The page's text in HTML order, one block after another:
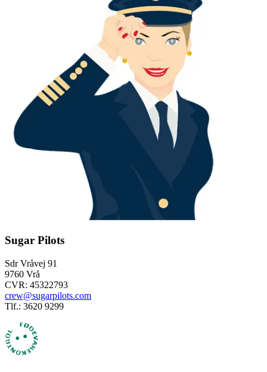
Sugar Pilots
Sdr Vråvej 91
9760 Vrå
CVR: 45322793
crew@sugarpilots.com
Tlf.: 3620 9299